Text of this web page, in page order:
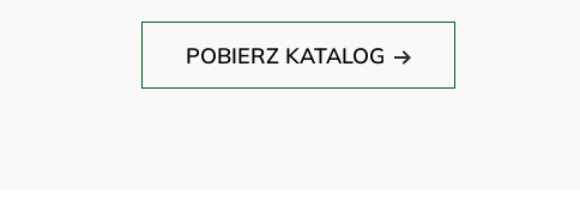
POBIERZ KATALOG